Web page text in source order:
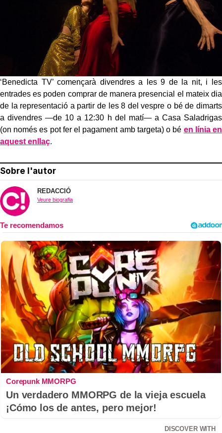
‘Benedicta TV’ començarà divendres a les 9 de la nit, i les
entrades es poden comprar de manera presencial el mateix dia
de la representació a partir de les 8 del vespre o bé de dimarts
a divendres —de 10 a 12:30 h del matí— a Casa Saladrigas
(on només es pot fer el pagament amb targeta) o bé en línia en
aquest enllaç.
Sobre l'autor
REDACCIÓ
Veure biografia
Corepunk MMORPG
Un verdadero MMORPG de la vieja escuela
¡Cómo los de antes, pero mejor!
DISCOVER WITH